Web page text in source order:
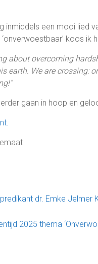
inmiddels een mooi lied
koos ik
about overcoming
earth. We are crossing:
gaan in hoop en
dr. Emke Jelmer
2025 thema